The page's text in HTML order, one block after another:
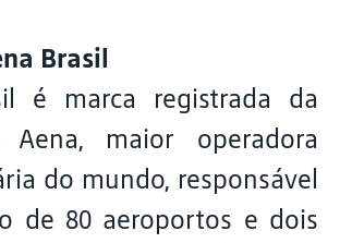
Brasil
é marca registrada da
Aena, maior operadora
do mundo, responsável
de 80 aeroportos e dois